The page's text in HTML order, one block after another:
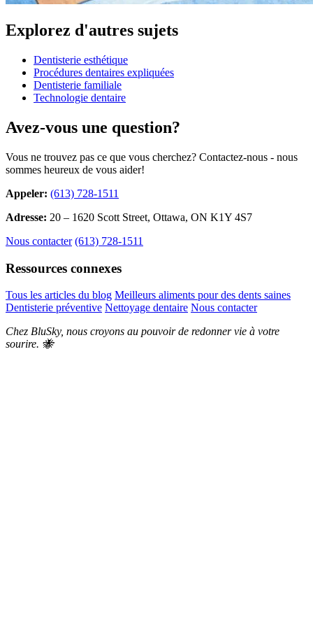
Explorez d'autres sujets
Dentisterie esthétique
Procédures dentaires expliquées
Dentisterie familiale
Technologie dentaire
Avez-vous une question?
Vous ne trouvez pas ce que vous cherchez? Contactez-nous - nous
sommes heureux de vous aider!
Appeler: (613) 728-1511
Adresse: 20 – 1620 Scott Street, Ottawa, ON K1Y 4S7
Nous contacter (613) 728-1511
Ressources connexes
Tous les articles du blog Meilleurs aliments pour des dents saines
Dentisterie préventive Nettoyage dentaire Nous contacter
Chez BluSky, nous croyons au pouvoir de redonner vie à votre
sourire. 🐝